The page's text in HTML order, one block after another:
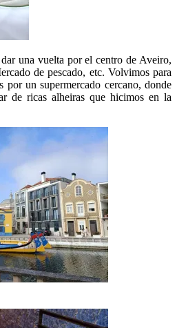
una vuelta por el centro de Aveiro,
de pescado, etc. Volvimos para
por un supermercado cercano, donde
de ricas alheiras que hicimos en la